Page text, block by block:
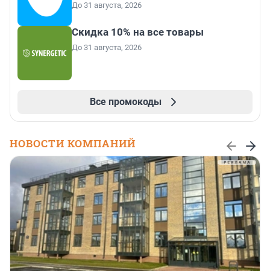
До 31 августа, 2026
Скидка 10% на все товары
До 31 августа, 2026
Все промокоды
НОВОСТИ КОМПАНИЙ